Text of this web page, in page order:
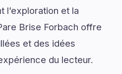
l’exploration et la
Brise Forbach offre
et des idées
du lecteur.